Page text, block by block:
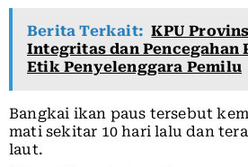
Berita Terkait: KPU
Integritas dan Pencegahan
Etik Penyelenggara Pemilu
Bangkai ikan paus tersebut
mati sekitar 10 hari lalu dan
laut.